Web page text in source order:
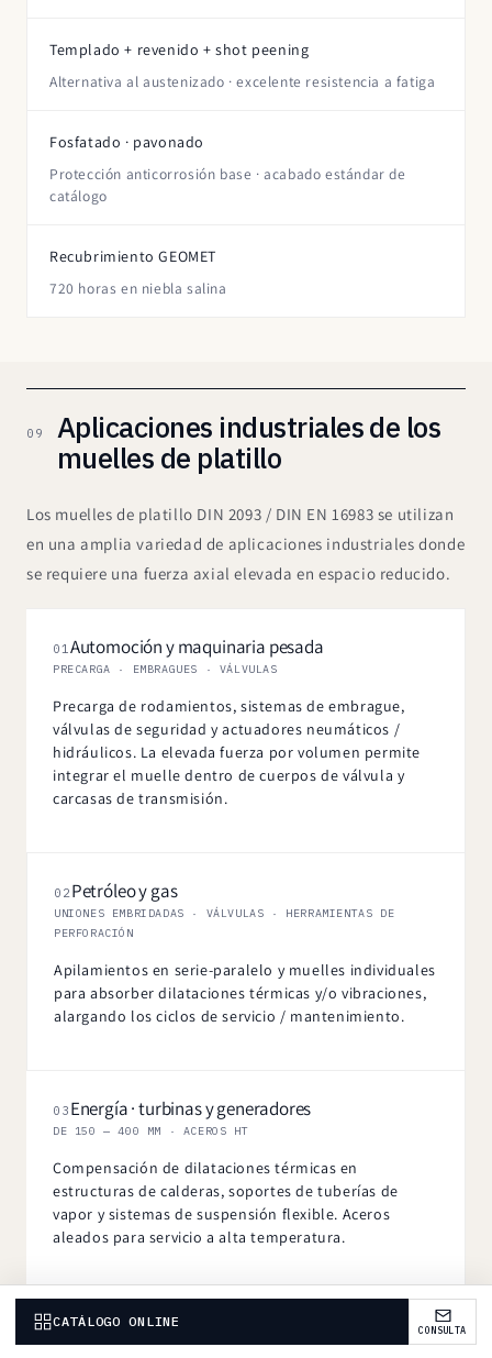
CATÁLOGO ONLINE
CONSULTA
Templado + revenido + shot peening
Alternativa al austenizado · excelente resistencia a fatiga
Fosfatado · pavonado
Protección anticorrosión base · acabado estándar de
catálogo
Recubrimiento GEOMET
720 horas en niebla salina
09
Aplicaciones industriales de los
muelles de platillo
Los muelles de platillo DIN 2093 / DIN EN 16983 se utilizan
en una amplia variedad de aplicaciones industriales donde
se requiere una fuerza axial elevada en espacio reducido.
01 Automoción y maquinaria pesada
PRECARGA · EMBRAGUES · VÁLVULAS
Precarga de rodamientos, sistemas de embrague,
válvulas de seguridad y actuadores neumáticos /
hidráulicos. La elevada fuerza por volumen permite
integrar el muelle dentro de cuerpos de válvula y
carcasas de transmisión.
02 Petróleo y gas
UNIONES EMBRIDADAS · VÁLVULAS · HERRAMIENTAS DE
PERFORACIÓN
Apilamientos en serie-paralelo y muelles individuales
para absorber dilataciones térmicas y/o vibraciones,
alargando los ciclos de servicio / mantenimiento.
03 Energía · turbinas y generadores
DE 150 — 400 MM · ACEROS HT
Compensación de dilataciones térmicas en
estructuras de calderas, soportes de tuberías de
vapor y sistemas de suspensión flexible. Aceros
aleados para servicio a alta temperatura.
04 Ingeniería de precisión